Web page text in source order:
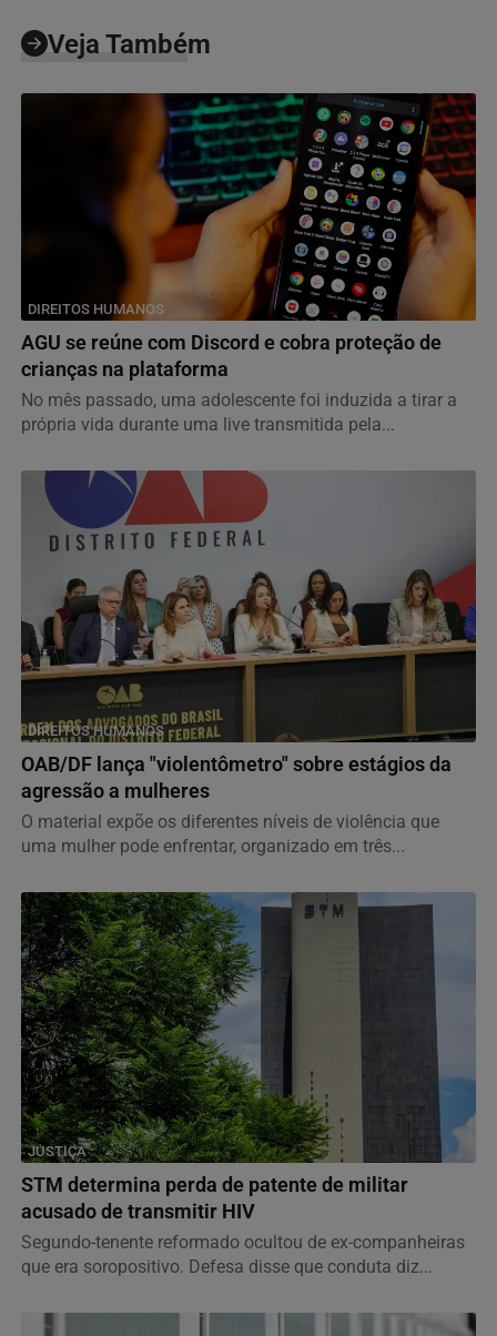
Veja Também
DIREITOS HUMANOS
AGU se reúne com Discord e cobra proteção de
crianças na plataforma
No mês passado, uma adolescente foi induzida a tirar a
própria vida durante uma live transmitida pela...
DIREITOS HUMANOS
OAB/DF lança "violentômetro" sobre estágios da
agressão a mulheres
O material expõe os diferentes níveis de violência que
uma mulher pode enfrentar, organizado em três...
JUSTIÇA
STM determina perda de patente de militar
acusado de transmitir HIV
Segundo-tenente reformado ocultou de ex-companheiras
que era soropositivo. Defesa disse que conduta diz...